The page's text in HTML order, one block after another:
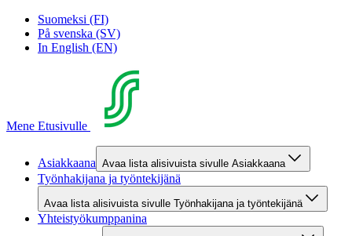
Suomeksi (FI)
På svenska (SV)
In English (EN)
Mene Etusivulle
Asiakkaana Avaa lista alisivuista sivulle Asiakkaana
Työnhakijana ja työntekijänä
Avaa lista alisivuista sivulle Työnhakijana ja työntekijänä
Yhteistyökumppanina